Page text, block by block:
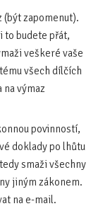
(být zapomenut).
to budete přát,
veškeré vaše
všech dílčích
výmaz
povinností,
doklady po lhůtu
smaži všechny
jiným zákonem.
na e-mail.